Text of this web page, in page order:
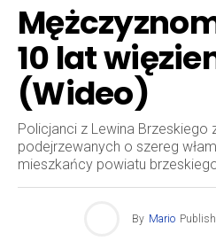
10 lat
(Wideo)
Policjanci z Lewina Brzeskiego
podejrzewanych o szereg
mieszkańcy powiatu
By Mario